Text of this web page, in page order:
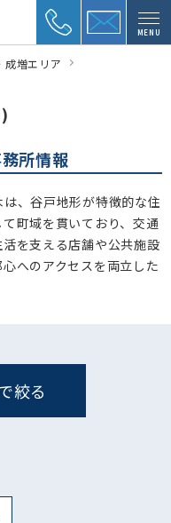
MENU
成増エリア
所情報
、谷戸地形が特徴的な住
町域を貫いており、交通
を支える店舗や公共施設
へのアクセスを両立した
絞る